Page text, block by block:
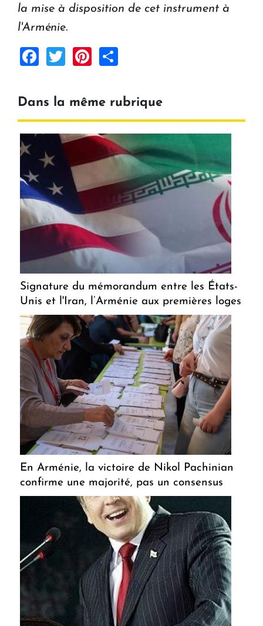
la mise à disposition de cet instrument à
l'Arménie.
Facebook
TwitterPinterest
Dans la même rubrique
Signature du mémorandum entre les États-
Unis et l'Iran, l’Arménie aux premières loges
En Arménie, la victoire de Nikol Pachinian
confirme une majorité, pas un consensus